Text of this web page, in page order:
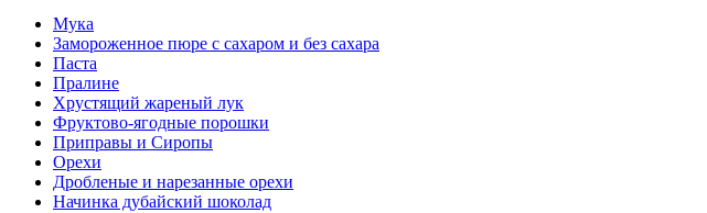
Мука
Замороженное пюре с сахаром и без сахара
Паста
Пралине
Хрустящий жареный лук
Фруктово-ягодные порошки
Приправы и Сиропы
Орехи
Дробленые и нарезанные орехи
Начинка дубайский шоколад